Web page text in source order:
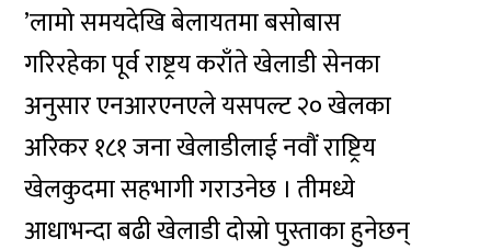
’लामो समयदेखि बेलायतमा बसोबास
गरिरहेका पूर्व राष्ट्रय कराँते खेलाडी सेनका
अनुसार एनआरएनएले यसपल्ट २० खेलका
अरिकर १८१ जना खेलाडीलाई नवौं राष्ट्रिय
खेलकुदमा सहभागी गराउनेछ । तीमध्ये
आधाभन्दा बढी खेलाडी दोस्रो पुस्ताका हुनेछन्